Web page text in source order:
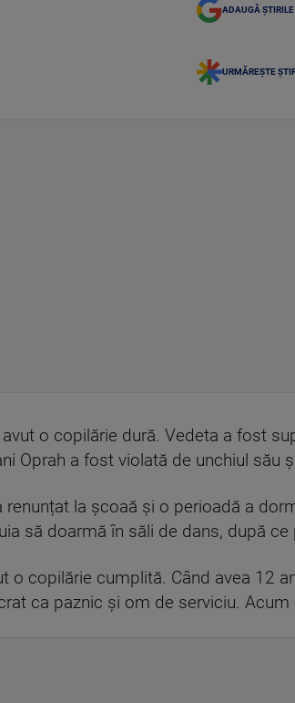
ADAUGĂ ȘTIRILE
URMĂREȘTE
avut o copilărie dură. Vedeta a fost
Oprah a fost violată de unchiul său
renunțat la școaă și o perioadă a
să doarmă în săli de dans, după
o copilărie cumplită. Când avea 12
ca paznic și om de serviciu.